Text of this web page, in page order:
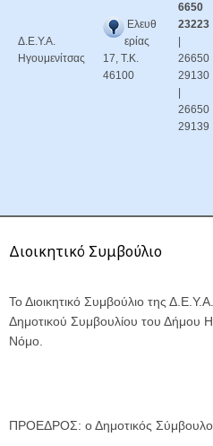
Δ.Ε.Υ.Α.
Ηγουμενίτσας
Ελευθ
ερίας
17, Τ.Κ.
46100
6650
23223
26650
29130
26650
29139
Διοικητικό Συμβούλιο
Το Διοικητικό Συμβούλιο της
Δημοτικού Συμβουλίου του Δήμου
Νόμο.
ΠΡΟΕΔΡΟΣ: ο Δημοτικός